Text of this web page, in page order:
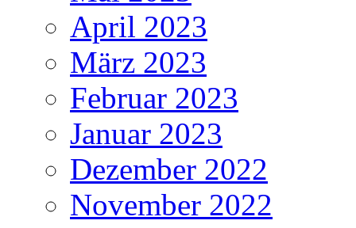
April 2023
März 2023
Februar 2023
Januar 2023
Dezember 2022
November 2022